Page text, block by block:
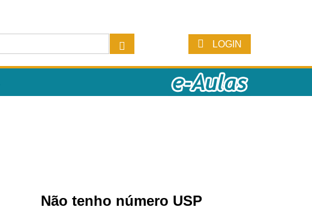
LOGIN
Não tenho número USP